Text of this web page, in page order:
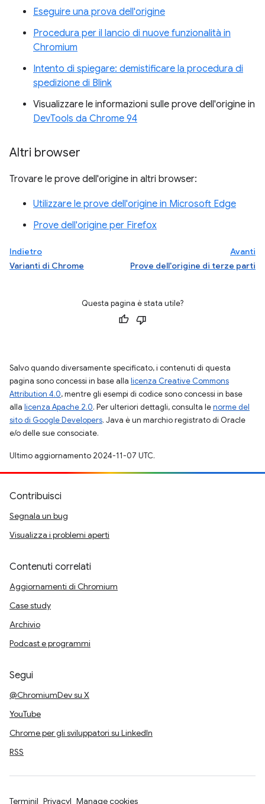
Eseguire una prova dell'origine
Procedura per il lancio di nuove funzionalità in
Chromium
Intento di spiegare: demistificare la procedura di
spedizione di Blink
Visualizzare le informazioni sulle prove dell'origine in
DevTools da Chrome 94
Altri browser
Trovare le prove dell'origine in altri browser:
Utilizzare le prove dell'origine in Microsoft Edge
Prove dell'origine per Firefox
Indietro
Varianti di Chrome
Avanti
Prove dell'origine di terze parti
Questa pagina è stata utile?
Salvo quando diversamente specificato, i contenuti di questa
pagina sono concessi in base alla licenza Creative Commons
Attribution 4.0, mentre gli esempi di codice sono concessi in base
alla licenza Apache 2.0. Per ulteriori dettagli, consulta lenorme del
sito di Google Developers. Java è un marchio registrato di Oracle
e/o delle sue consociate.
Ultimo aggiornamento 2024-11-07 UTC.
Contribuisci
Segnala un bug
Visualizza i problemi aperti
Contenuti correlati
Aggiornamenti di Chromium
Case study
Archivio
Podcast e programmi
Segui
@ChromiumDev su X
YouTube
Chrome per gli sviluppatori su LinkedIn
RSS
Termini Privacy Manage cookies